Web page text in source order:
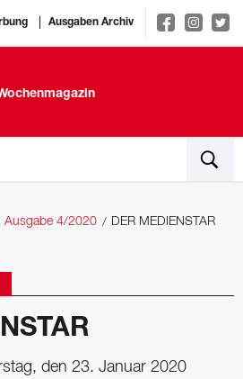
Ausgaben Archiv
Ausgabe 4/2020 DER MEDIENSTAR
den 23. Januar 2020